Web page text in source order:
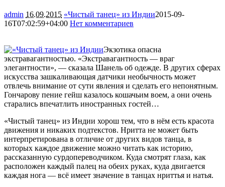
admin 16.09.2015 «Чистый танец» из Индии2015-09-
16T07:02:59+04:00 Нет комментариев
Экзотика опасна
экстравагантностью. «Экстравагантность — враг
элегантности», — сказала Шанель об одежде. В других сферах
искусства зашкаливающая датчики необычность может
отвлечь внимание от сути явления и сделать его непонятным.
Гончарову пение гейш казалось кошачьим воем, а они очень
старались впечатлить иностранных гостей…
«Чистый танец» из Индии хорош тем, что в нём есть красота
движения и никаких подтекстов. Нритта не может быть
интерпретирована в отличие от других видов танца, в
которых каждое движение можно читать как историю,
рассказанную сурдопереводчиком. Куда смотрят глаза, как
расположен каждый палец на обеих руках, куда двигается
каждая нога — всё имеет значение в танцах нриттья и натья.